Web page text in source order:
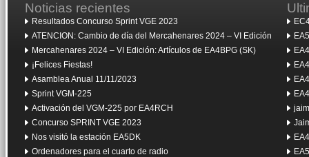
Noticias recientes
Resultados Concurso Sprint VGE 2023
ATENCION: Cambio de día del Mercahenares 2024 – VI Edición
Mercahenares 2024 – VI Edición: Artículos de EA4BPG (SK)
¡Felices Fiestas!
Asamblea Anual 11/11/2023
Sprint VGM-225
Activación del VGM-225 por EA4RCH
Concurso SPRINT VGE 2023
Nos visitó la estación EA5DK
Ordenadores para el cuarto de radio